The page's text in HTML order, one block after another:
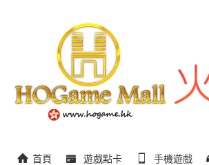
首頁 遊戲點卡 手機遊戲